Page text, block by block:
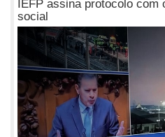
IEFP assina protocolo com
social